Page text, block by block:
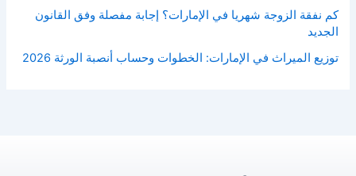
كم نفقة الزوجة شهريا في الإمارات؟ إجابة مفصلة وفق القانون
الجديد
توزيع الميراث في الإمارات: الخطوات وحساب أنصبة الورثة 2026